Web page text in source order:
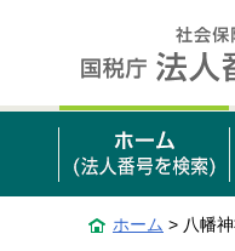
ホーム > 八幡